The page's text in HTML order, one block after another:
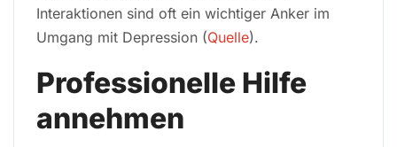
Interaktionen sind oft ein wichtiger Anker im
Umgang mit Depression (Quelle).
Professionelle Hilfe
annehmen